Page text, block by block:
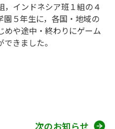
インドネシア班１組の４
５年生に，各国・地域の
めや途中・終わりにゲーム
きました。
次のお知らせ